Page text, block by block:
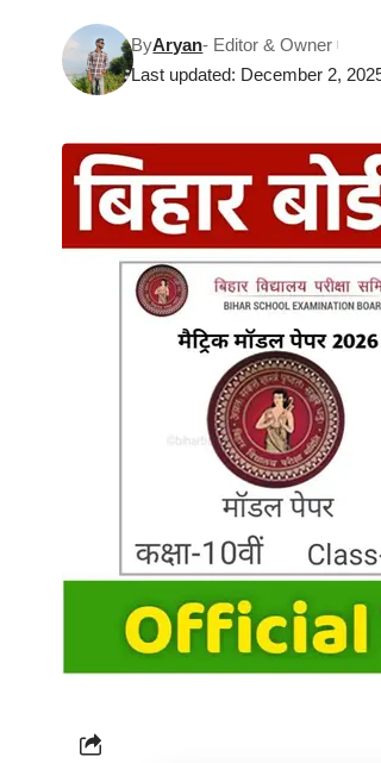
Last updated: December 2,
ByAryan- Editor & Owner